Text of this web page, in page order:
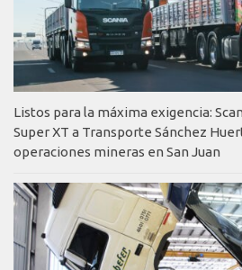
Listos para la máxima exigencia:
Super XT a Transporte Sánchez
operaciones mineras en San Juan